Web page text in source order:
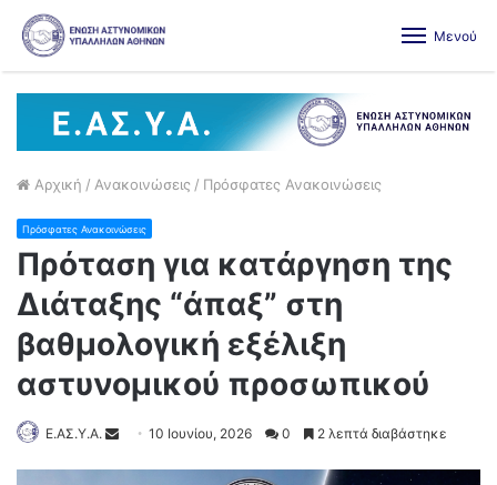
Μενού
Αρχική / Ανακοινώσεις / Πρόσφατες Ανακοινώσεις
Πρόσφατες Ανακοινώσεις
Πρόταση για κατάργηση της
Διάταξης “άπαξ” στη
βαθμολογική εξέλιξη
αστυνομικού προσωπικού
Ε.ΑΣ.Υ.Α. 10 Ιουνίου, 2026 0 2 λεπτά διαβάστηκε